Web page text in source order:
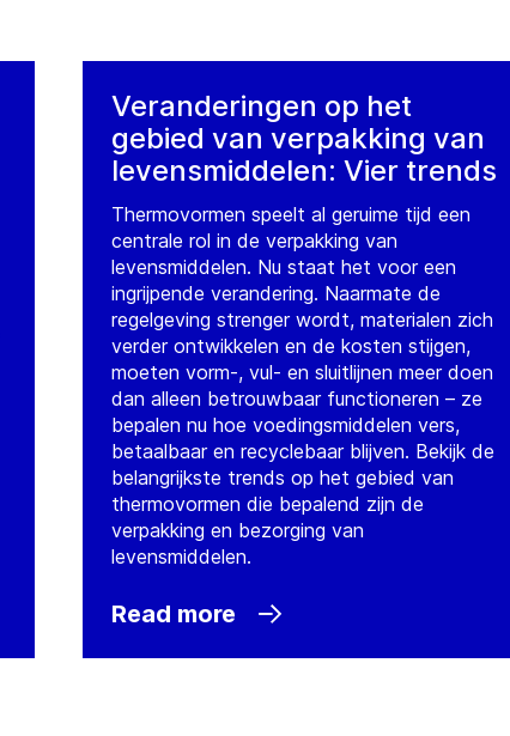
Veranderingen op het
gebied van verpakking van
levensmiddelen: Vier trends
Thermovormen speelt al geruime tijd een
centrale rol in de verpakking van
levensmiddelen. Nu staat het voor een
ingrijpende verandering. Naarmate de
regelgeving strenger wordt, materialen zich
verder ontwikkelen en de kosten stijgen,
moeten vorm-, vul- en sluitlijnen meer doen
dan alleen betrouwbaar functioneren – ze
bepalen nu hoe voedingsmiddelen vers,
betaalbaar en recyclebaar blijven. Bekijk de
belangrijkste trends op het gebied van
thermovormen die bepalend zijn de
verpakking en bezorging van
levensmiddelen.
Read more